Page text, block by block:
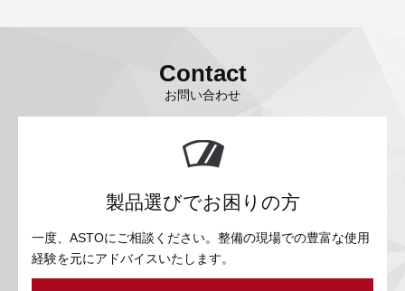
Contact
お問い合わせ
製品選びでお困りの方
一度、ASTOにご相談ください。整備の現場での豊富な使用
経験を元にアドバイスいたします。